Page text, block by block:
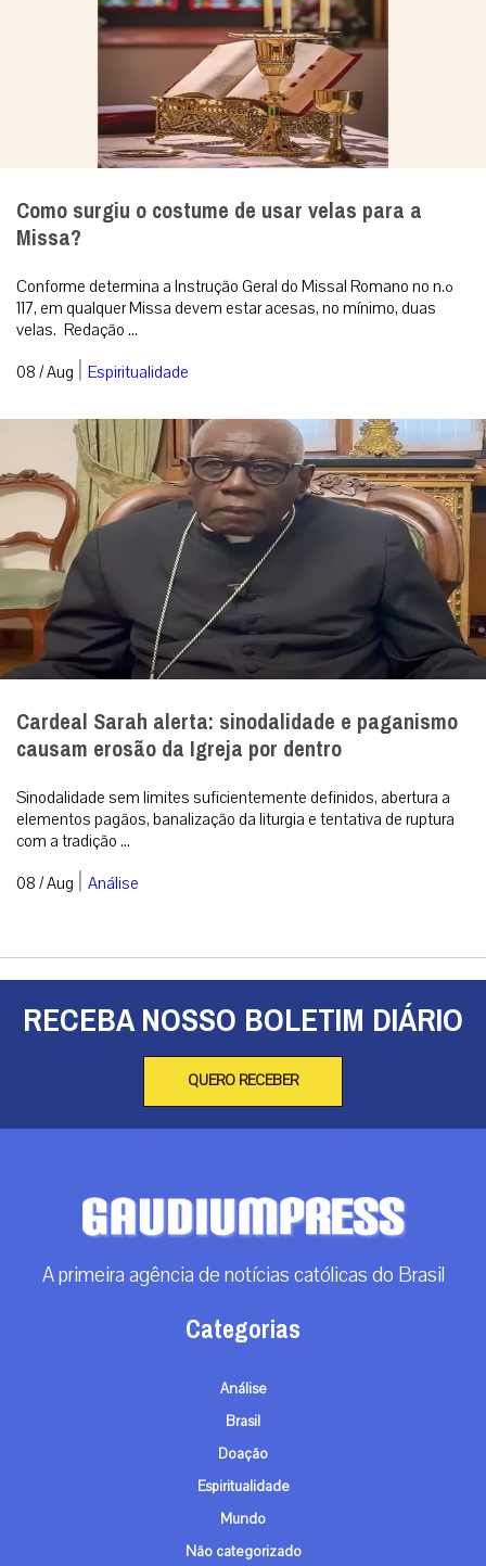
Como surgiu o costume de usar velas para a
Missa?
Conforme determina a Instrução Geral do Missal Romano no n.º
117, em qualquer Missa devem estar acesas, no mínimo, duas
velas. Redação ...
08 / Aug | Espiritualidade
Cardeal Sarah alerta: sinodalidade e paganismo
causam erosão da Igreja por dentro
Sinodalidade sem limites suficientemente definidos, abertura a
elementos pagãos, banalização da liturgia e tentativa de ruptura
com a tradição ...
08 / Aug | Análise
RECEBA NOSSO BOLETIM DIÁRIO
QUERO RECEBER
A primeira agência de notícias católicas do Brasil
Categorias
Análise
Brasil
Doação
Espiritualidade
Mundo
Não categorizado